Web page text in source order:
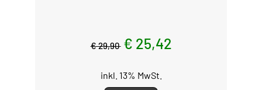
€ 29,90 € 25,42
inkl. 13% MwSt.